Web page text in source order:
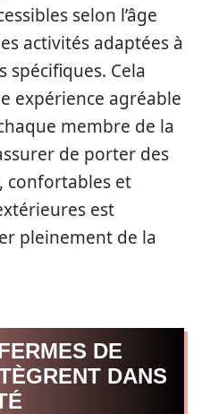
selon l’âge
activités adaptées à
spécifiques. Cela
expérience agréable
membre de la
de porter des
confortables et
est
pleinement de la
DE
DANS